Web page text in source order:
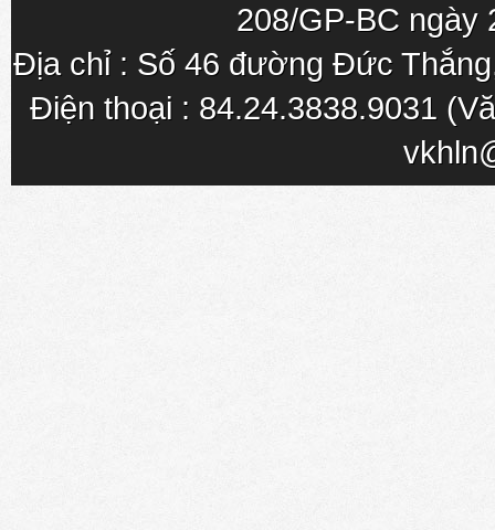
208/GP-BC ngày
Địa chỉ : Số 46 đường Đức
Điện thoại : 84.24.3838.9031